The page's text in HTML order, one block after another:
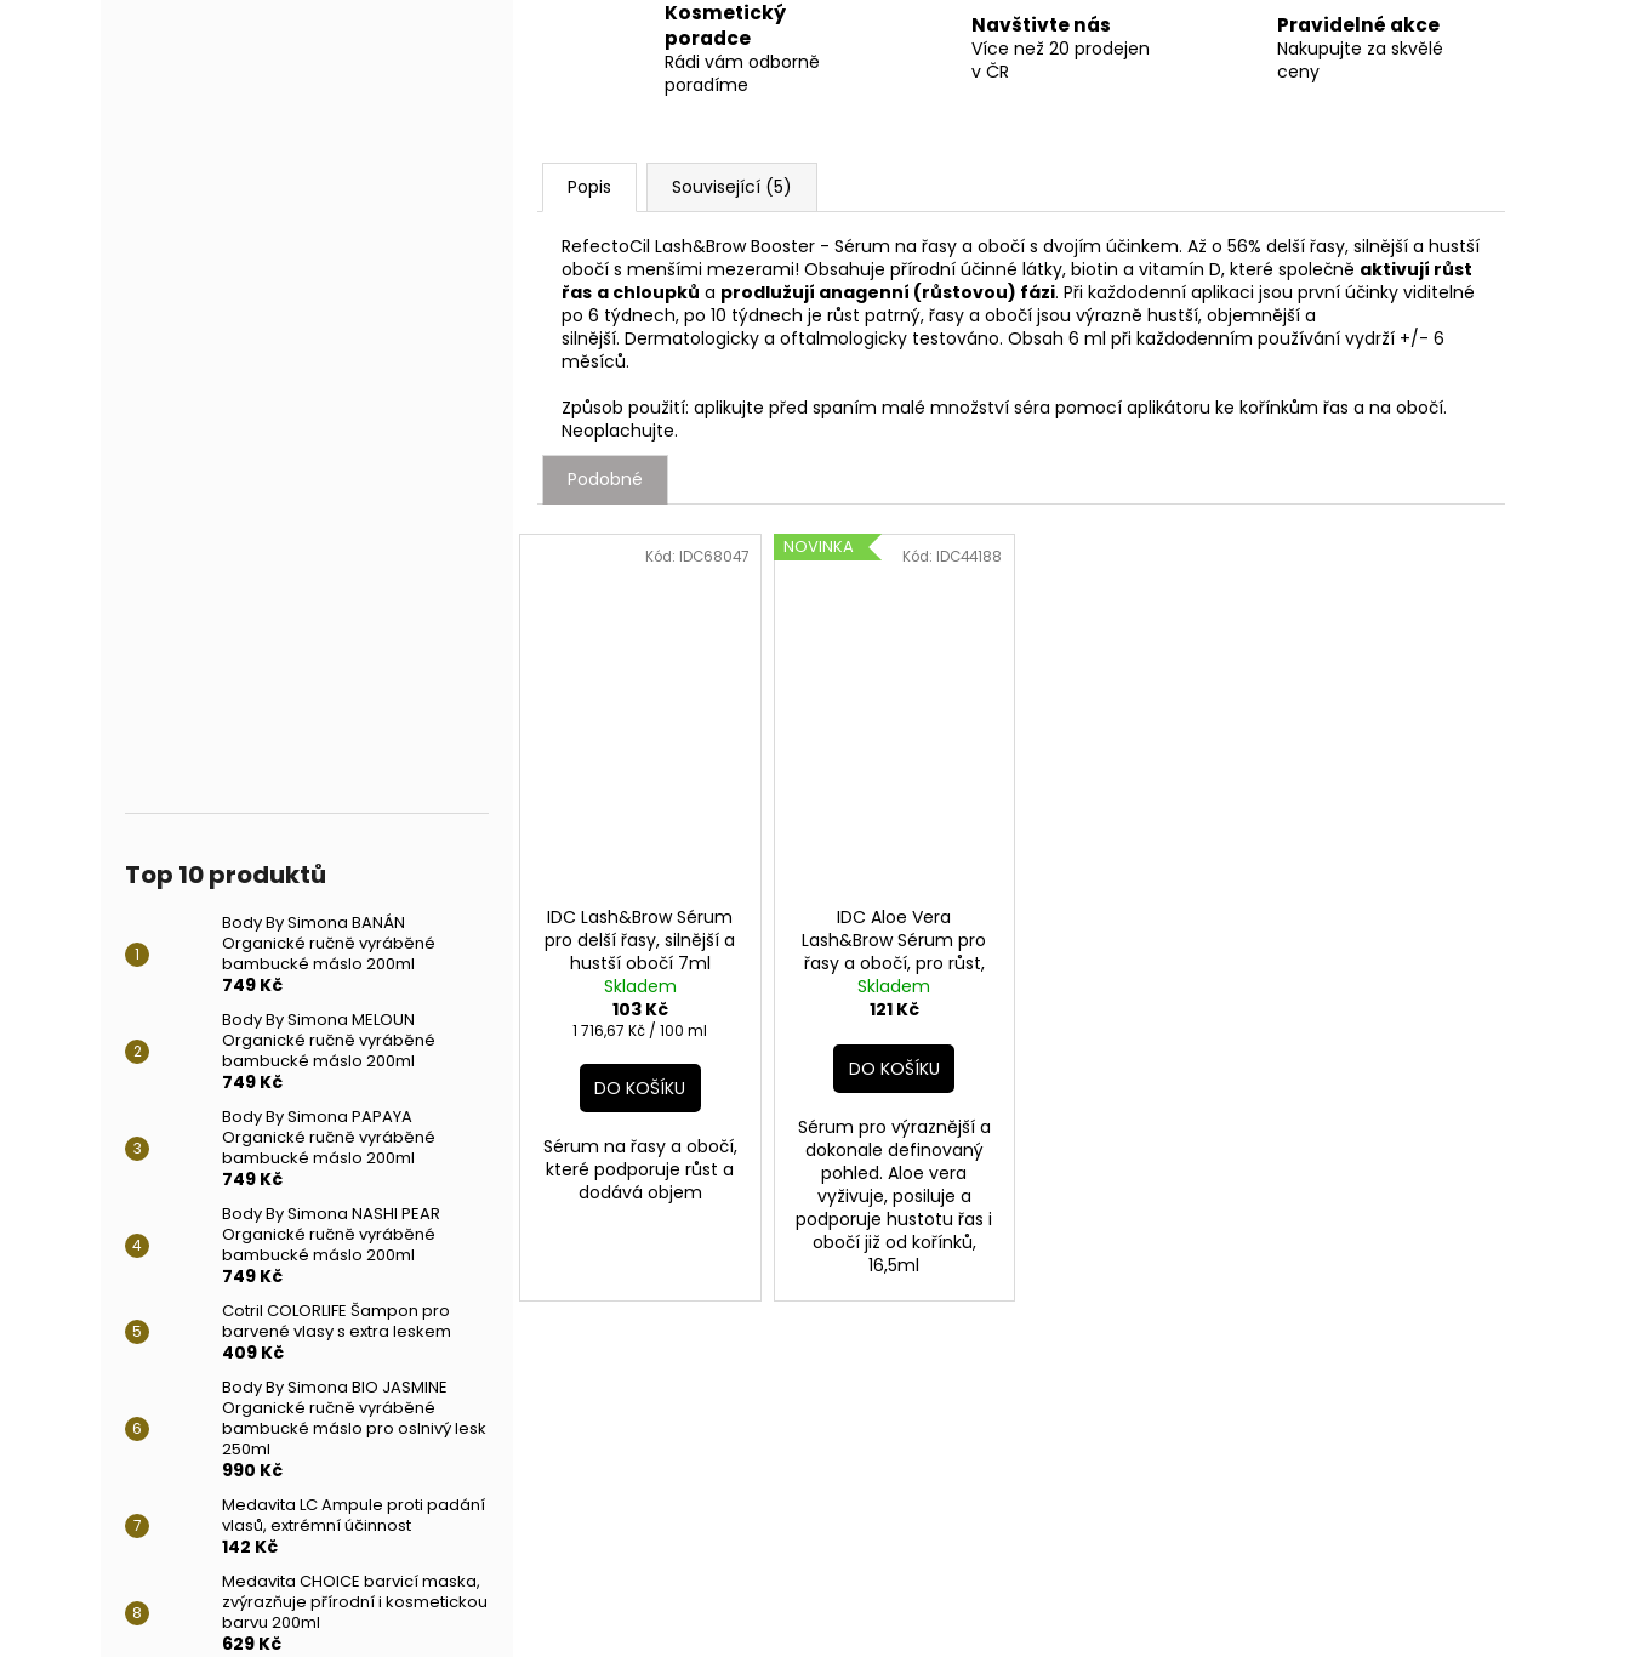
Top 10 produktů
Body By Simona BANÁN
Organické ručně vyráběné
bambucké máslo 200ml
749 Kč
Body By Simona MELOUN
Organické ručně vyráběné
bambucké máslo 200ml
749 Kč
Body By Simona PAPAYA
Organické ručně vyráběné
bambucké máslo 200ml
749 Kč
Body By Simona NASHI PEAR
Organické ručně vyráběné
bambucké máslo 200ml
749 Kč
Cotril COLORLIFE Šampon pro
barvené vlasy s extra leskem
409 Kč
Body By Simona BIO JASMINE
Organické ručně vyráběné
bambucké máslo pro oslnivý lesk
250ml
990 Kč
Medavita LC Ampule proti padání
vlasů, extrémní účinnost
142 Kč
Medavita CHOICE barvicí maska,
zvýrazňuje přírodní i kosmetickou
barvu 200ml
629 Kč
Kosmetický
poradce
Rádi vám odborně
poradíme
Navštivte nás
Více než 20 prodejen
v ČR
Pravidelné akce
Nakupujte za skvělé
ceny
Popis Související (5)
RefectoCil Lash&Brow Booster - Sérum na řasy a obočí s dvojím účinkem. Až o 56% delší řasy, silnější a hustší
obočí s menšími mezerami! Obsahuje přírodní účinné látky, biotin a vitamín D, které společně aktivují růst
řas a chloupků a prodlužují anagenní (růstovou) fázi. Při každodenní aplikaci jsou první účinky viditelné
po 6 týdnech, po 10 týdnech je růst patrný, řasy a obočí jsou výrazně hustší, objemnější a
silnější. Dermatologicky a oftalmologicky testováno. Obsah 6 ml při každodenním používání vydrží +/- 6
měsíců.
Způsob použití: aplikujte před spaním malé množství séra pomocí aplikátoru ke kořínkům řas a na obočí.
Neoplachujte.
Podobné
IDC Lash&Brow Sérum
pro delší řasy, silnější a
hustší obočí 7ml
Skladem
103 Kč
Měrná
1 716,67 Kč / 100 ml
DO KOŠÍKU
Sérum na řasy a obočí,
které podporuje růst a
dodává objem
Kód: IDC68047 NOVINKA
IDC Aloe Vera
Lash&Brow Sérum pro
řasy a obočí, pro růst,
pružnost a vitalitu
Skladem
121 Kč
DO KOŠÍKU
Sérum pro výraznější a
dokonale definovaný
pohled. Aloe vera
vyživuje, posiluje a
podporuje hustotu řas i
obočí již od kořínků,
16,5ml
Kód: IDC44188